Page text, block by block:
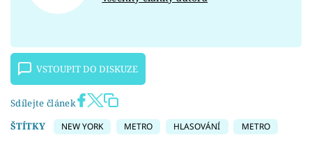
VSTOUPIT DO DISKUZE
Sdílejte článek
ŠTÍTKY
NEW YORK METRO HLASOVÁNÍ METRO